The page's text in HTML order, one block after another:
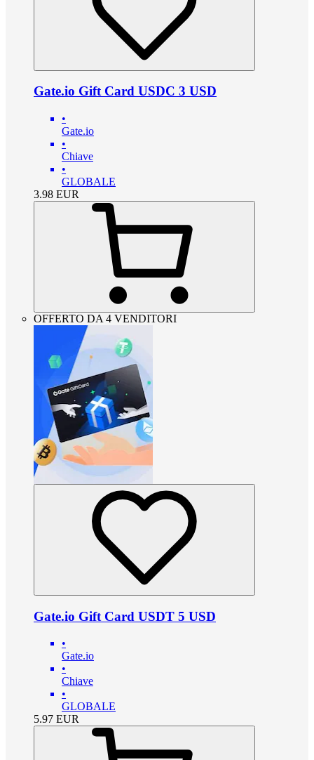
Gate.io Gift Card USDC 3 USD
•
Gate.io
•
Chiave
•
GLOBALE
3.98 EUR
OFFERTO DA 4 VENDITORI
Gate.io Gift Card USDT 5 USD
•
Gate.io
•
Chiave
•
GLOBALE
5.97 EUR